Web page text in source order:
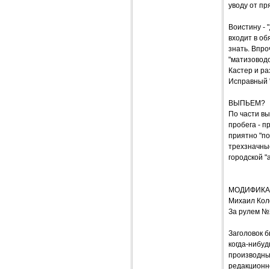
уводу от
Воистину -
входит в
знать.
Кастер и
Исправный
ВЫПЬЕМ?
По части
пробега -
приятно
городской
Михаил
За рулем
Заголовок
когда-